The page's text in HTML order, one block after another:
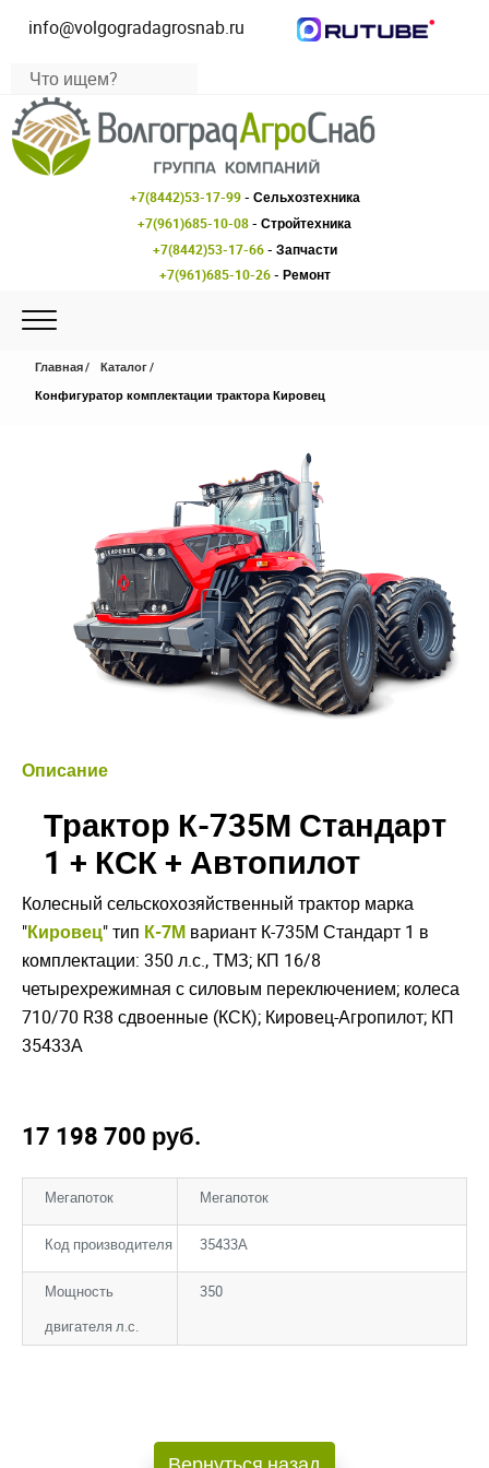
info@volgogradagrosnab.ru
+7(8442)53-17-99- Сельхозтехника
+7(961)685-10-08- Стройтехника
+7(8442)53-17-66- Запчасти
+7(961)685-10-26- Ремонт
Главная
Каталог
Конфигуратор комплектации трактора Кировец
Описание
Трактор К-735М Стандарт
1 + КСК + Автопилот
Колесный сельскохозяйственный трактор марка
"Кировец" тип К-7М вариант К-735М Стандарт 1 в
комплектации: 350 л.с., ТМЗ; КП 16/8
четырехрежимная с силовым переключением; колеса
710/70 R38 сдвоенные (КСК); Кировец-Агропилот; КП
35433А
17 198 700 руб.
Мегапоток Мегапоток
Код производителя 35433А
Мощность
двигателя л.с.
350